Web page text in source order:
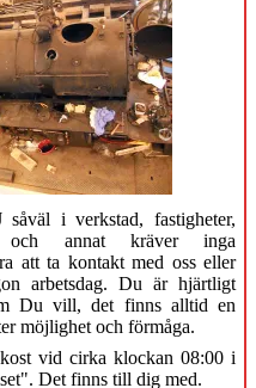
i verkstad, fastigheter,
och annat kräver inga
att ta kontakt med oss eller
arbetsdag. Du är hjärtligt
Du vill, det finns alltid en
möjlighet och förmåga.
vid cirka klockan 08:00 i
Det finns till dig med.